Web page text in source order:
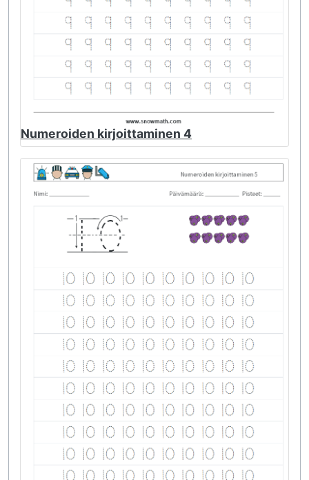
Numeroiden kirjoittaminen 4